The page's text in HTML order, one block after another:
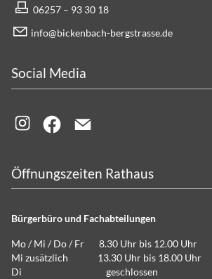
06257 – 93 30 18
info@bickenbach-bergstrasse.de
Social Media
Öffnungszeiten Rathaus
Bürgerbüro und Fachabteilungen
Mo / Mi / Do / Fr 8.30 Uhr bis 12.00 Uhr
Mi zusätzlich 13.30 Uhr bis 18.00 Uhr
Di geschlossen